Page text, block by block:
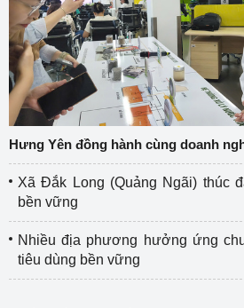
Hưng Yên đồng hành cùng doanh
Xã Đắk Long (Quảng Ngãi) thúc
bền vững
Nhiều địa phương hưởng ứng
tiêu dùng bền vững